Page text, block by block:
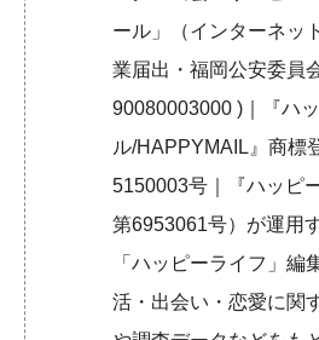
ール」（インターネッ
業届出・福岡公安委員
90080003000 )｜『ハ
ル/HAPPYMAIL』商標
5150003号｜『ハッピ
第6953061号）が運用
「ハッピーライフ」編
活・出会い・恋愛に関